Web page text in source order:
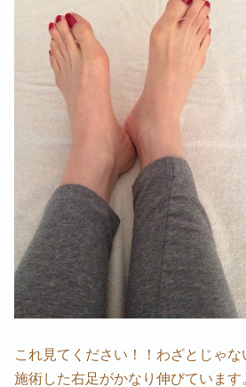
これ見てください！！わざとじゃ
施術した右足がかなり伸びています